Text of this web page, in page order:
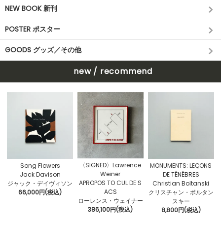
NEW BOOK 新刊
POSTER ポスター
GOODS グッズ／その他
new / recommend
Song Flowers
Jack Davison
ジャック・デイヴィソン
66,000円(税込)
〈SIGNED〉Lawrence
Weiner
APROPOS TO CUL DE S
ACS
ローレンス・ウェイナー
386,100円(税込)
MONUMENTS: LEÇONS
DE TÉNÉBRES
Christian Boltanski
クリスチャン・ボルタン
スキー
8,800円(税込)